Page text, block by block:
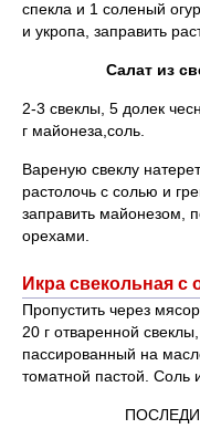
спекла и 1 соленый
и укропа, заправить
Салат из
2-3 свеклы, 5 долек
г майонеза,соль.
Вареную свеклу
растолочь с солью и
заправить майонезом,
Икра свекольная с
Пропустить через
20 г отваренной
пассированный на
томатной пастой. Соль